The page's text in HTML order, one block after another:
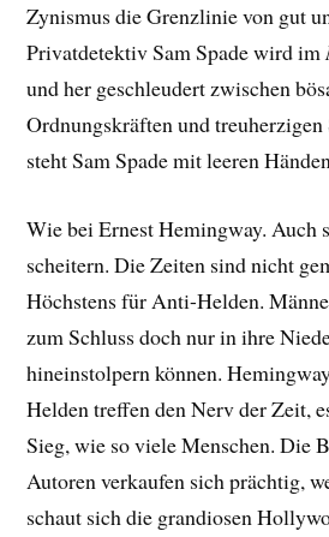
Zynismus die Grenzlinie von gut
Privatdetektiv Sam Spade wird im
und her geschleudert zwischen
Ordnungskräften und
steht Sam Spade mit leeren
Wie bei Ernest Hemingway. Auch
scheitern. Die Zeiten sind nicht
Höchstens für Anti-Helden.
zum Schluss doch nur in ihre
hineinstolpern können.
Helden treffen den Nerv der Zeit,
Sieg, wie so vieleMenschen. Die
Autoren verkaufen sich prächtig,
schaut sich die grandiosen